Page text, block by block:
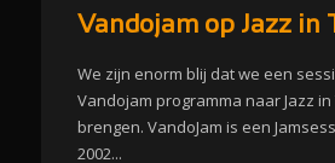
Vandojam op Jazz in
We zijn enorm blij dat we een
Vandojam programma naar Jazz
brengen. VandoJam is een
2002...